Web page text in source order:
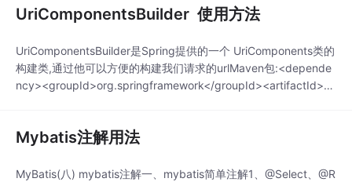
UriComponentsBuilder 使用方法
UriComponentsBuilder是Spring提供的一个 UriComponents类的
构建类,通过他可以方便的构建我们请求的urlMaven包:<depende
ncy><groupId>org.springframework</groupId><artifactId>sp
Mybatis注解用法
MyBatis(八) mybatis注解一、mybatis简单注解1、@Select、@R